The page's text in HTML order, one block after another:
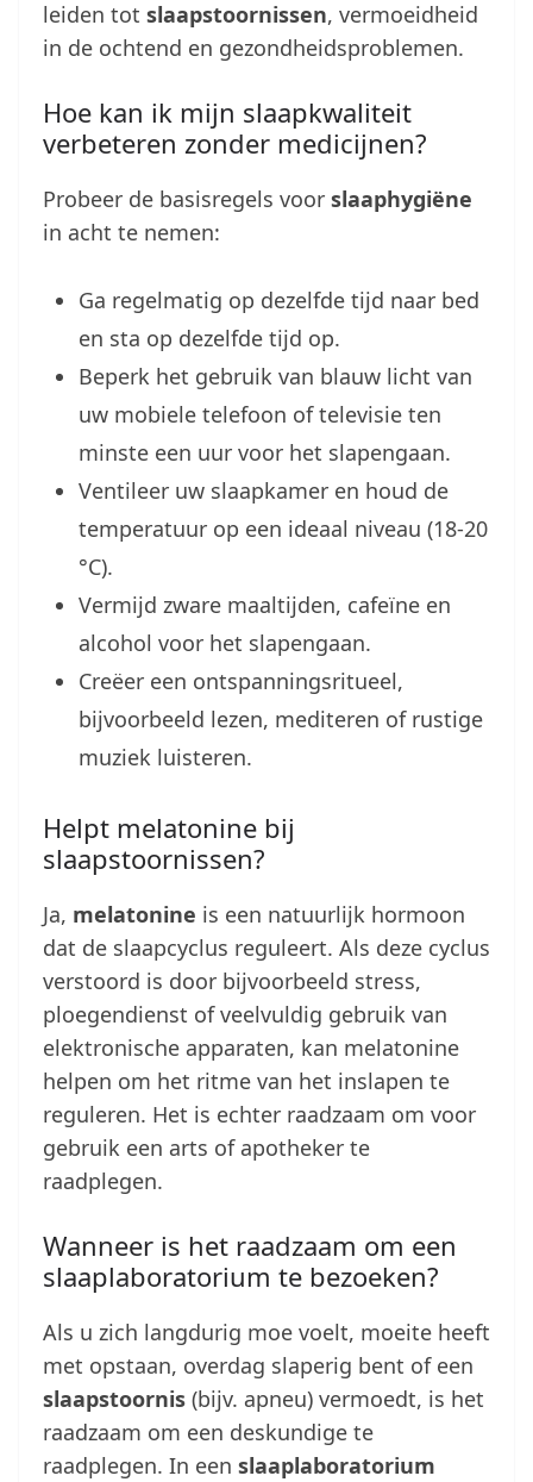
leiden tot slaapstoornissen, vermoeidheid
in de ochtend en gezondheidsproblemen.
Hoe kan ik mijn slaapkwaliteit
verbeteren zonder medicijnen?
Probeer de basisregels voor slaaphygiëne
in acht te nemen:
Ga regelmatig op dezelfde tijd naar bed
en sta op dezelfde tijd op.
Beperk het gebruik van blauw licht van
uw mobiele telefoon of televisie ten
minste een uur voor het slapengaan.
Ventileer uw slaapkamer en houd de
temperatuur op een ideaal niveau (18-20
°C).
Vermijd zware maaltijden, cafeïne en
alcohol voor het slapengaan.
Creëer een ontspanningsritueel,
bijvoorbeeld lezen, mediteren of rustige
muziek luisteren.
Helpt melatonine bij
slaapstoornissen?
Ja, melatonine is een natuurlijk hormoon
dat de slaapcyclus reguleert. Als deze cyclus
verstoord is door bijvoorbeeld stress,
ploegendienst of veelvuldig gebruik van
elektronische apparaten, kan melatonine
helpen om het ritme van het inslapen te
reguleren. Het is echter raadzaam om voor
gebruik een arts of apotheker te
raadplegen.
Wanneer is het raadzaam om een
slaaplaboratorium te bezoeken?
Als u zich langdurig moe voelt, moeite heeft
met opstaan, overdag slaperig bent of een
slaapstoornis (bijv. apneu) vermoedt, is het
raadzaam om een deskundige te
raadplegen. In een slaaplaboratorium